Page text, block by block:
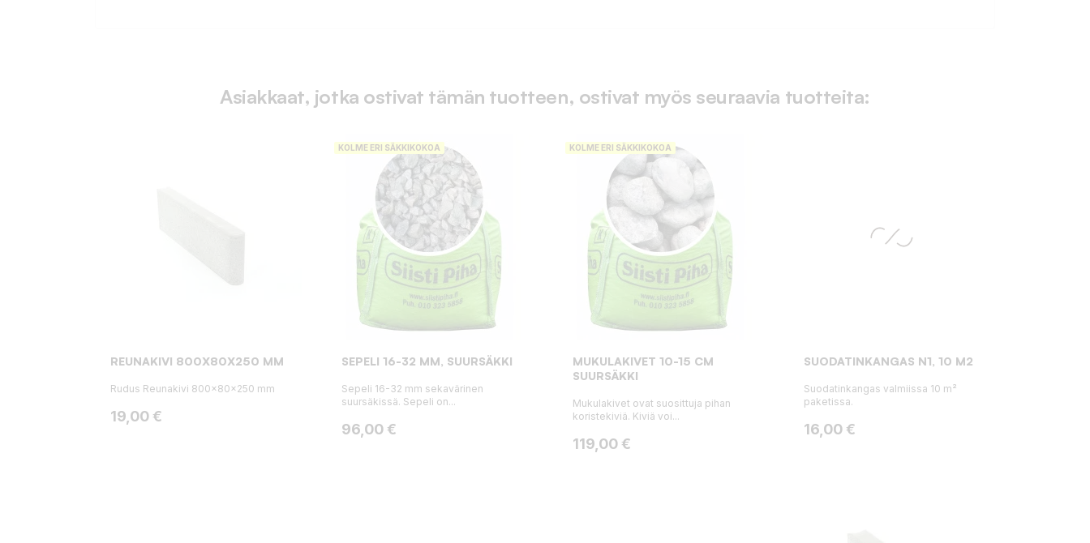
Asiakkaat, jotka ostivat tämän tuotteen, ostivat myös seuraavia tuotteita:
REUNAKIVI 800X80X250 MM
Rudus Reunakivi 800x80x250 mm
Hinta
19,00 €
KOLME ERI SÄKKIKOKOA
SEPELI 16-32 MM, SUURSÄKKI
Sepeli 16-32 mm sekavärinen
suursäkissä. Sepeli on...
Hinta
96,00 €
KOLME ERI SÄKKIKOKOA
MUKULAKIVET 10-15 CM
SUURSÄKKI
Mukulakivet ovat suosittuja pihan
koristekiviä. Kiviä voi...
Hinta
119,00 €
SUODATINKANGAS N1, 10 M2
Suodatinkangas valmiissa 10 m²
paketissa.
Hinta
16,00 €